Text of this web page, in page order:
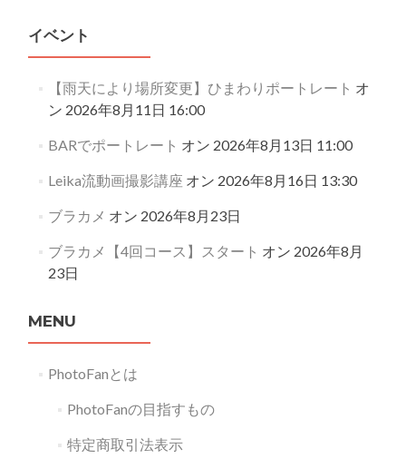
イベント
【雨天により場所変更】ひまわりポートレート オ
ン 2026年8月11日 16:00
BARでポートレート オン 2026年8月13日 11:00
Leika流動画撮影講座 オン 2026年8月16日 13:30
ブラカメ オン 2026年8月23日
ブラカメ【4回コース】スタート オン 2026年8月
23日
MENU
PhotoFanとは
PhotoFanの目指すもの
特定商取引法表示